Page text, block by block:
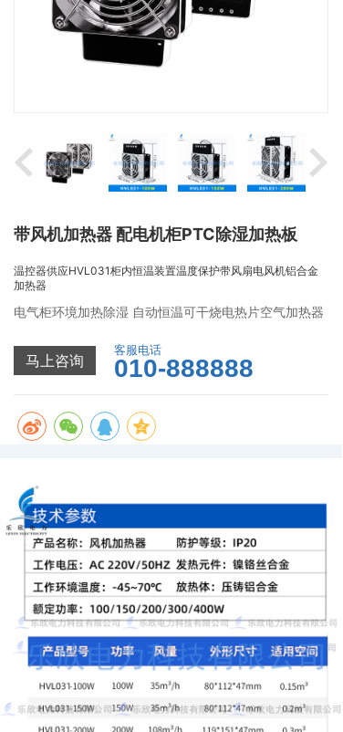
带风机加热器 配电机柜PTC除湿加热板
温控器供应HVL031柜内恒温装置温度保护带风扇电风机铝合金
加热器
电气柜环境加热除湿 自动恒温可干烧电热片空气加热器
马上咨询
客服电话
010-888888